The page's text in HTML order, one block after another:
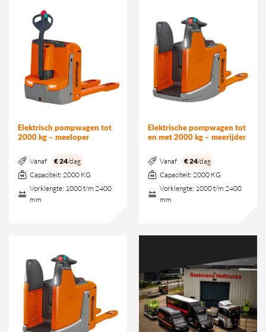
Elektrisch pompwagen tot
2000 kg – meeloper
Vanaf € 24/dag
Capaciteit: 2000 KG
Vorklengte: 1000 t/m 2400
mm
Elektrische pompwagen tot
en met 2000 kg – meerijder
Vanaf € 24/dag
Capaciteit: 2000 KG
Vorklengte: 1000 t/m 2400
mm